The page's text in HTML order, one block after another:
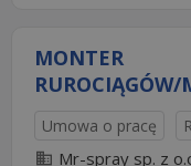
MONTER
Umowa o pracę
Mr-spray sp. z